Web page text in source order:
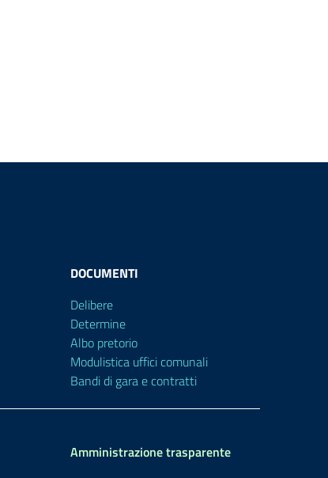
DOCUMENTI
Delibere
Determine
Albo pretorio
Modulistica uffici comunali
Bandi di gara e contratti
Amministrazione trasparente